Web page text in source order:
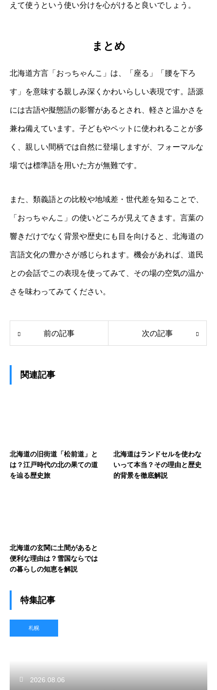
えて使うという使い分けを心がけると良いでしょう。
まとめ
北海道方言「おっちゃんこ」は、「座る」「腰を下ろ
す」を意味する親しみ深くかわいらしい表現です。語源
には古語や擬態語の影響があるとされ、軽さと温かさを
兼ね備えています。子どもやペットに使われることが多
く、親しい間柄では自然に登場しますが、フォーマルな
場では標準語を用いた方が無難です。
また、類義語との比較や地域差・世代差を知ることで、
「おっちゃんこ」の使いどころが見えてきます。言葉の
響きだけでなく背景や歴史にも目を向けると、北海道の
言語文化の豊かさが感じられます。機会があれば、道民
との会話でこの表現を使ってみて、その場の空気の温か
さを味わってみてください。
前の記事 次の記事
関連記事
北海道の旧街道「松前道」と
は？江戸時代の北の果ての道
を辿る歴史旅
北海道はランドセルを使わな
いって本当？その理由と歴史
的背景を徹底解説
北海道の玄関に土間があると
便利な理由は？雪国ならでは
の暮らしの知恵を解説
特集記事
札幌
2026.08.06